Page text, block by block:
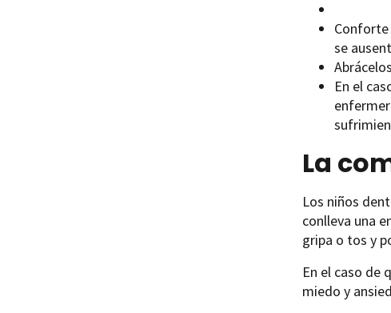
Conforte
se
En el
La
Los niños
conlleva una
gripa o tos y
En el caso de
miedo y